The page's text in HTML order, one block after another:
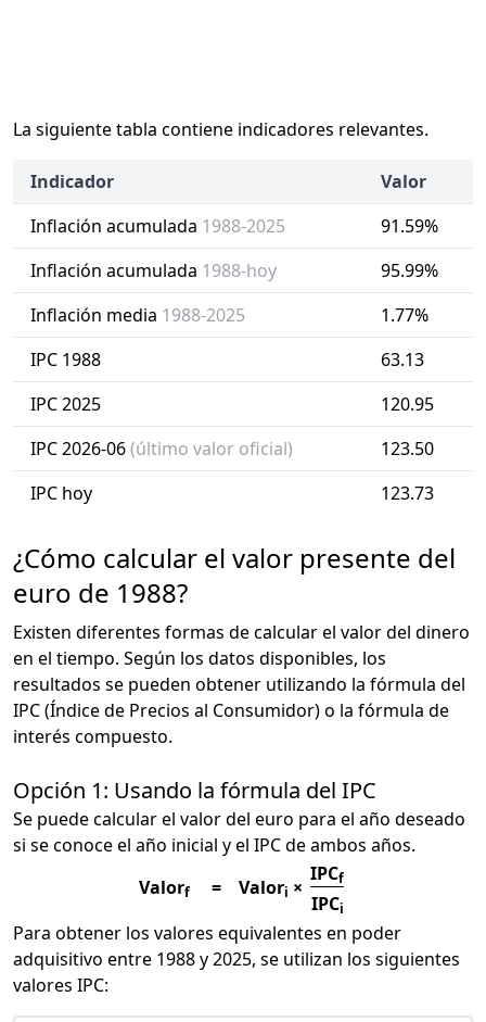
La siguiente tabla contiene indicadores relevantes.
Indicador
Valor
Inflación acumulada 1988-2025
91.59%
Inflación acumulada 1988-hoy
95.99%
Inflación media 1988-2025
1.77%
IPC 1988
63.13
IPC 2025
120.95
IPC 2026-06(último valor oficial)
123.50
IPC hoy
123.73
¿Cómo calcular el valor presente del
euro de 1988?
Existen diferentes formas de calcular el valor del dinero
en el tiempo. Según los datos disponibles, los
resultados se pueden obtener utilizando la fórmula del
IPC (Índice de Precios al Consumidor) o la fórmula de
interés compuesto.
Opción 1: Usando la fórmula del IPC
Se puede calcular el valor del euro para el año deseado
si se conoce el año inicial y el IPC de ambos años.
Valorf = Valori ×
IPCf
IPCi
Para obtener los valores equivalentes en poder
adquisitivo entre 1988 y 2025, se utilizan los siguientes
valores IPC: